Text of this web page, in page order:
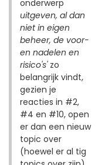
onderwerp
uitgeven, al dan
niet in eigen
beheer, de voor-
en nadelen en
risico's'zo
belangrijk vindt,
gezien je
reacties in #2,
#4 en #10, open
er dan een nieuw
topic over
(hoewel er al tig